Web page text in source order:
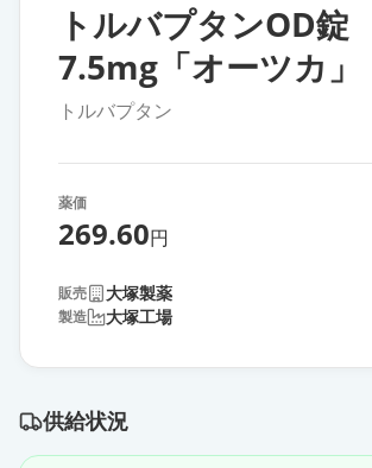
トルバプタンOD錠
7.5mg「オーツカ」
トルバプタン
薬価
269.60円
販売 大塚製薬
製造 大塚工場
供給状況